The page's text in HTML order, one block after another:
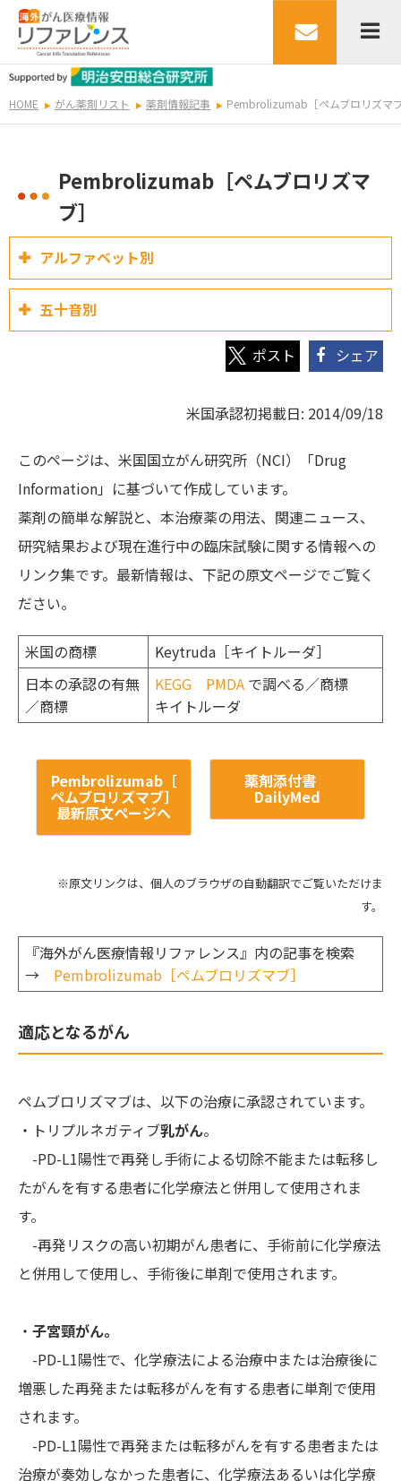
HOME がん薬剤リスト 薬剤情報記事 Pembrolizumab［ペムブロリズマ
Pembrolizumab［ペムブロリズマ
ブ］
アルファベット別
五十音別
シェア
米国承認初掲載日: 2014/09/18
このページは、米国国立がん研究所（NCI）「Drug
Information」に基づいて作成しています。
薬剤の簡単な解説と、本治療薬の用法、関連ニュース、
研究結果および現在進行中の臨床試験に関する情報への
リンク集です。最新情報は、下記の原文ページでご覧く
ださい。
米国の商標
Keytruda［キイトルーダ］
日本の承認の有無
／商標
KEGG PMDA で調べる／商標
キイトルーダ
Pembrolizumab［
ペムブロリズマブ］
最新原文ページへ
薬剤添付書
DailyMed
※原文リンクは、個人のブラウザの自動翻訳でご覧いただけま
す。
『海外がん医療情報リファレンス』内の記事を検索
→ Pembrolizumab［ペムブロリズマブ］
適応となるがん
ペムブロリズマブは、以下の治療に承認されています。
・トリプルネガティブ乳がん。
-PD-L1陽性で再発し手術による切除不能または転移し
たがんを有する患者に化学療法と併用して使用されま
す。
-再発リスクの高い初期がん患者に、手術前に化学療法
と併用して使用し、手術後に単剤で使用されます。
・ 子宮頸がん。
-PD-L1陽性で、化学療法による治療中または治療後に
増悪した再発または転移がんを有する患者に単剤で使用
されます。
-PD-L1陽性で再発または転移がんを有する患者または
治療が奏効しなかった患者に、化学療法あるいは化学療